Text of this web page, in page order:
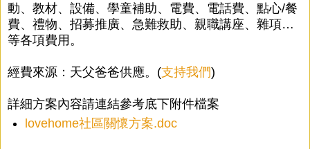
動、教材、設備、學童補助、電費、電話費、點心/餐
費、禮物、招募推廣、急難救助、親職講座、雜項…
等各項費用。
經費來源：天父爸爸供應。(支持我們)
詳細方案內容請連結參考底下附件檔案
lovehome社區關懷方案.doc